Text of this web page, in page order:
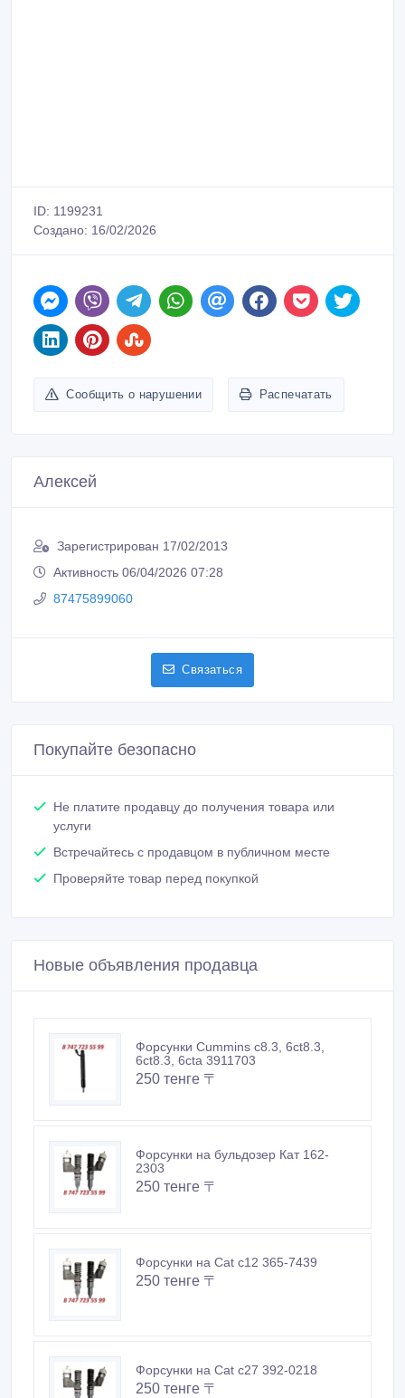
ID: 1199231
Создано: 16/02/2026
Сообщить о нарушении Распечатать
Алексей
Зарегистрирован 17/02/2013
Активность 06/04/2026 07:28
87475899060
Связаться
Покупайте безопасно
Не платите продавцу до получения товара или
услуги
Встречайтесь с продавцом в публичном месте
Проверяйте товар перед покупкой
Новые объявления продавца
Форсунки Cummins c8.3, 6ct8.3,
6ct8.3, 6cta 3911703
250 тенге 〒
Форсунки на бульдозер Кат 162-
2303
250 тенге 〒
Форсунки на Cat c12 365-7439
250 тенге 〒
Форсунки на Cat c27 392-0218
250 тенге 〒